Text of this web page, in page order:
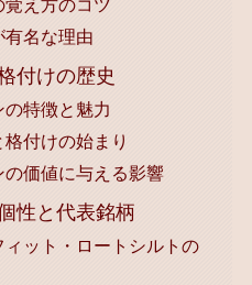
え方のコツ
有名な理由
付けの歴史
特徴と魅力
付けの始まり
価値に与える影響
性と代表銘柄
ィット・ロートシルトの